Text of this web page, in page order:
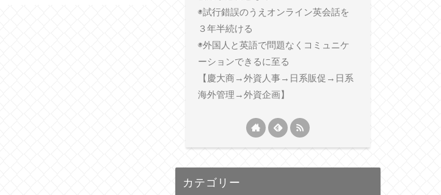
◉試行錯誤のうえオンライン英会話を
３年半続ける
◉外国人と英語で問題なくコミュニケ
ーションできるに至る
【慶大商→外資人事→日系販促→日系
海外管理→外資企画】
カテゴリー